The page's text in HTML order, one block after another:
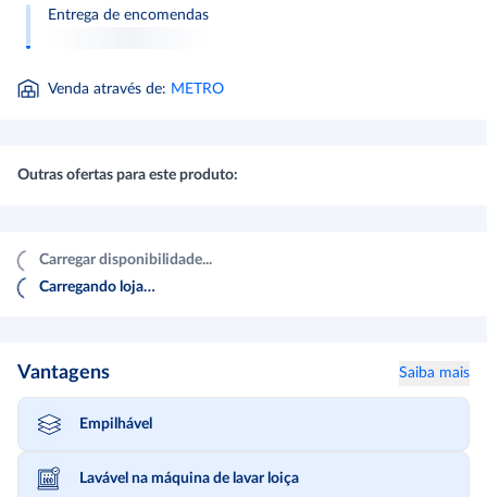
Entrega de encomendas
Venda através de: METRO
Outras ofertas para este produto:
Carregar disponibilidade...
Carregando loja…
Vantagens Saiba mais
Empilhável
Lavável na máquina de lavar loiça